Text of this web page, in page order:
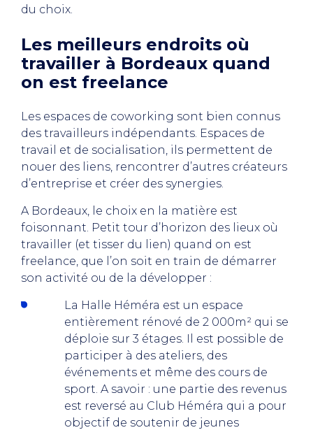
du choix.
Les meilleurs endroits où
travailler à Bordeaux quand
on est freelance
Les espaces de coworking sont bien connus
des travailleurs indépendants. Espaces de
travail et de socialisation, ils permettent de
nouer des liens, rencontrer d’autres créateurs
d’entreprise et créer des synergies.
A Bordeaux, le choix en la matière est
foisonnant. Petit tour d’horizon des lieux où
travailler (et tisser du lien) quand on est
freelance, que l’on soit en train de démarrer
son activité ou de la développer :
La Halle Héméra est un espace
entièrement rénové de 2 000m² qui se
déploie sur 3 étages. Il est possible de
participer à des ateliers, des
événements et même des cours de
sport. A savoir : une partie des revenus
est reversé au Club Héméra qui a pour
objectif de soutenir de jeunes